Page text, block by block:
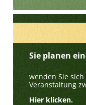
Sie planen
wenden Sie
Veranstaltung
Hier klicken.